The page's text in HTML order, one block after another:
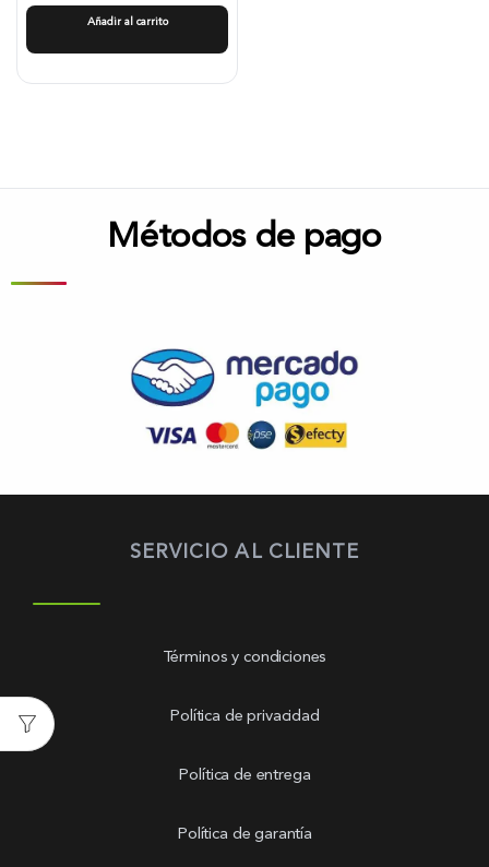
Añadir al carrito
Métodos de pago
SERVICIO AL CLIENTE
Términos y condiciones
Política de privacidad
Política de entrega
Política de garantía